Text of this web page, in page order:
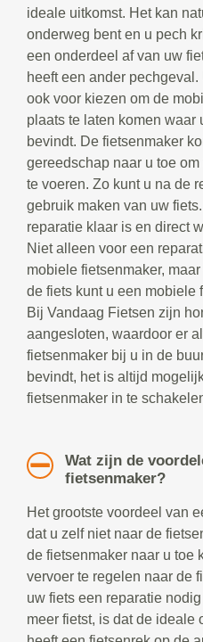
ideale uitkomst. Het kan
onderweg bent en u pech
een onderdeel af van uw
heeft een ander
ook voor kiezen om de
plaats te laten komen waar
bevindt. De fietsenmaker
gereedschap naar u toe
te voeren. Zo kunt u na de
gebruik maken van uw
reparatie klaar is en direct
Niet alleen voor een
mobiele fietsenmaker,
de fiets kunt u een mobiele
Bij Vandaag Fietsen zijn
aangesloten, waardoor er
fietsenmaker bij u in de
bevindt, het is altijd
fietsenmaker in te
Wat zijn de
fietsenmaker?
Het grootste voordeel van
dat u zelf niet naar de
de fietsenmaker naar u toe
vervoer te regelen naar de
uw fiets een reparatie
meer fietst, is dat de ideale